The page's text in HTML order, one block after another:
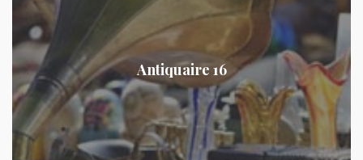
Antiquaire 16